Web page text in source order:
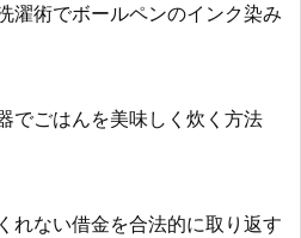
濯術でボールペンのインク染み
でごはんを美味しく炊く方法
れない借金を合法的に取り返す